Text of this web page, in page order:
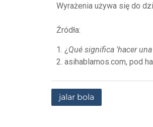
Wyrażenia używa się do
Źródła:
1. ¿ Qué significa 'hacer una
2. asihablamos.com, pod
jalar bola